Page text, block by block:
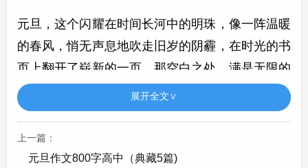
元旦，这个闪耀在时间长河中的明珠，像一阵温暖
的春风，悄无声息地吹走旧岁的阴霾，在时光的书
页上翻开了崭新的一页，那空白之处，满是无限的
可能。
元旦作文开头神仙句子
展开全文∨
上一篇：
元旦作文800字高中（典藏5篇)